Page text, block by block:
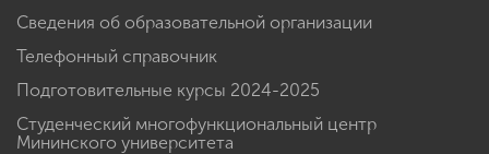
Сведения об образовательной организации
Телефонный справочник
Подготовительные курсы 2024-2025
Студенческий многофункциональный центр
Мининского университета